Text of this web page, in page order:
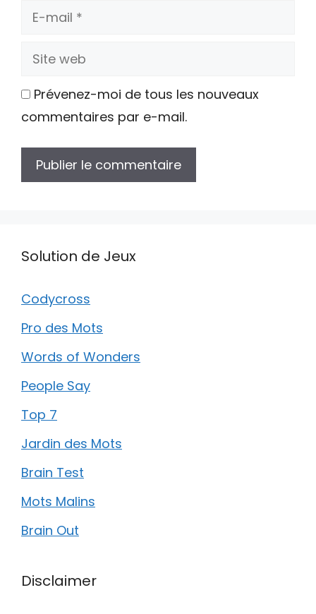
E-
Site
Prévenez-moi de tous les nouveaux
commentaires par e-mail.
Solution de Jeux
Codycross
Pro des Mots
Words of Wonders
People Say
Top 7
Jardin des Mots
Brain Test
Mots Malins
Brain Out
Disclaimer